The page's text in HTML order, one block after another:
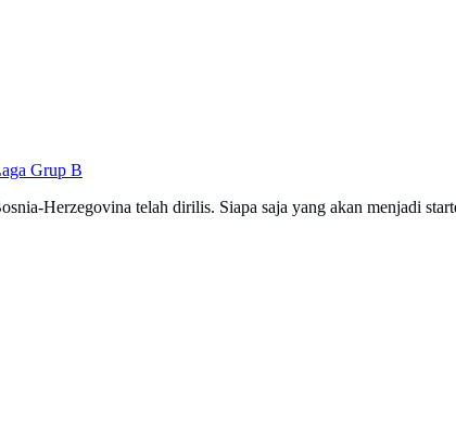
Grup B
Herzegovina telah dirilis. Siapa saja yang akan menjadi